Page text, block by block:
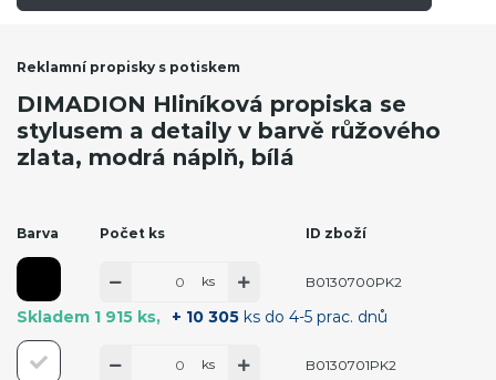
Reklamní propisky s potiskem
DIMADION Hliníková propiska se
stylusem a detaily v barvě růžového
zlata, modrá náplň, bílá
Barva Počet ks ID zboží
Skladem 1 915 ks + 10 305 ks do 4-5 prac. dnů
ks B0130700PK2
ks B0130701PK2